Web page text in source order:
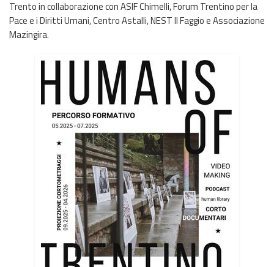
Trento in collaborazione con ASIF Chimelli, Forum Trentino per la
Pace e i Diritti Umani, Centro Astalli, NEST Il Faggio e Associazione
Mazingira.